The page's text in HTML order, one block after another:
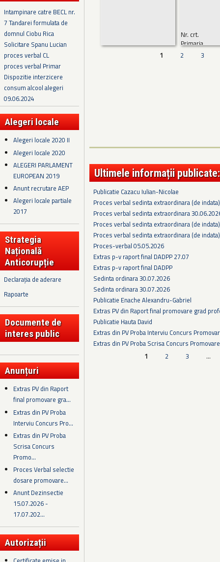
Intampinare catre BECL nr.
7 Tandarei formulata de
domnul Ciobu Rica
Solicitare Spanu Lucian
proces verbal CL
proces verbal Primar
Dispozitie interzicere
consum alcool alegeri
09.06.2024
Alegeri locale
Alegeri locale 2020 II
Alegeri locale 2020
ALEGERI PARLAMENT
EUROPEAN 2019
Anunt recrutare AEP
Alegeri locale partiale
2017
Strategia
Națională
Anticorupție
Declarația de aderare
Rapoarte
Documente de
interes public
Anunțuri
Extras PV din Raport
final promovare gra...
Extras din PV Proba
Interviu Concurs Pro...
Extras din PV Proba
Scrisa Concurs
Promo...
Proces Verbal selectie
dosare promovare...
Anunt Dezinsectie
15.07.2026 -
17.07.202...
Autorizații
Numar
/
Data emiterii
Citește mai
Nr. crt.
Primaria
Numar
1 2 3
Ultimele informații publicate:
Publicatie Cazacu Iulian-Nicolae
Proces verbal sedinta extraordinara (de
Proces verbal sedinta extraordinara
Proces verbal sedinta extraordinara (de
Proces verbal sedinta extraordinara (de
Proces-verbal 05.05.2026
Extras p-v raport final DADPP 27.07
Extras p-v raport final DADPP
Sedinta ordinara 30.07.2026
Sedinta ordinara 30.07.2026
Publicatie Enache Alexandru-Gabriel
Extras PV din Raport final promovare grad
Publicatie Hauta David
Extras din PV Proba Interviu Concurs
Extras din PV Proba Scrisa Concurs
1 2 3 …